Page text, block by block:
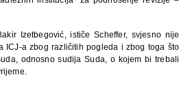
Izetbegović, ističe Scheffer, svjesno nije
ICJ-a zbog različitih pogleda i zbog toga što
odnosno sudija Suda, o kojem bi trebali